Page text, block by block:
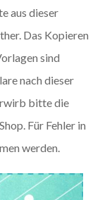
aus dieser
Das Kopieren
sind
nach dieser
bitte die
Für Fehler in
werden.